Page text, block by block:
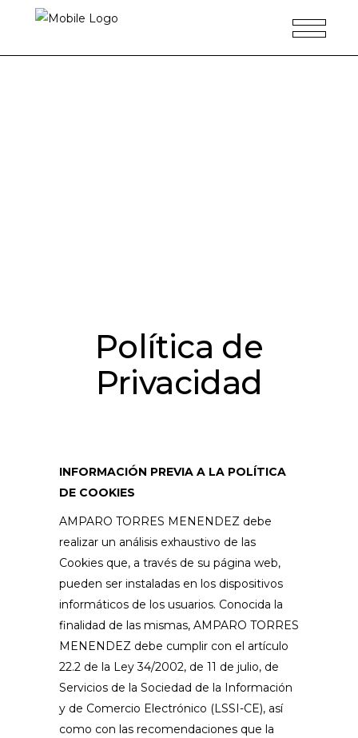
Política de
Privacidad
INFORMACIÓN PREVIA A LA POLÍTICA
DE COOKIES
AMPARO TORRES MENENDEZ debe
realizar un análisis exhaustivo de las
Cookies que, a través de su página web,
pueden ser instaladas en los dispositivos
informáticos de los usuarios. Conocida la
finalidad de las mismas, AMPARO TORRES
MENENDEZ debe cumplir con el artículo
22.2 de la Ley 34/2002, de 11 de julio, de
Servicios de la Sociedad de la Información
y de Comercio Electrónico (LSSI-CE), así
como con las recomendaciones que la